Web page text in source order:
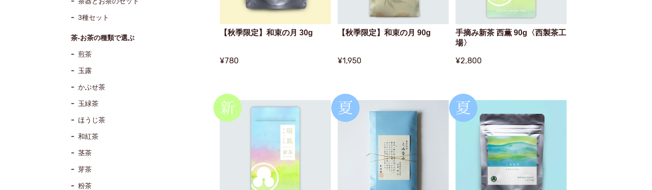
3種セット
茶-お茶の種類で選ぶ
煎茶
玉露
かぶせ茶
玉緑茶
ほうじ茶
和紅茶
茎茶
芽茶
粉茶
【秋季限定】和束の月 30g
¥780
【秋季限定】和束の月 90g
¥1,950
手摘み新茶 西薫 90g〈西製茶工
場〉
¥2,800